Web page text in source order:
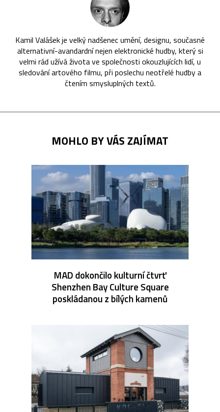
Kamil Valášek je velký nadšenec umění, designu, současné
alternativní-avandardní nejen elektronické hudby, který si
velmi rád užívá života ve společnosti okouzlujících lidí, u
sledování artového filmu, při poslechu neotřelé hudby a
čtením smysluplných textů.
MOHLO BY VÁS ZAJÍMAT
MAD dokončilo kulturní čtvrť
Shenzhen Bay Culture Square
poskládanou z bílých kamenů